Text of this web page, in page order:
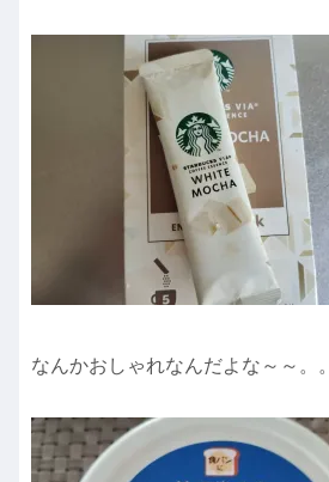
なんかおしゃれなんだよな～～。。